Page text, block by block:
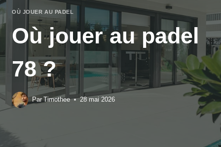
OÙ JOUER AU PADEL
Où jouer au padel
78 ?
Par Timothee 28 mai 2026